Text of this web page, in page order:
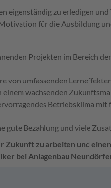
eigenständig zu erledigen
für die Ausbildung
Projekten im Bereich
von umfassenden
wachsenden
Betriebsklima mit
gute Bezahlung und viele
Zukunft zu arbeiten und
bei Anlagenbau